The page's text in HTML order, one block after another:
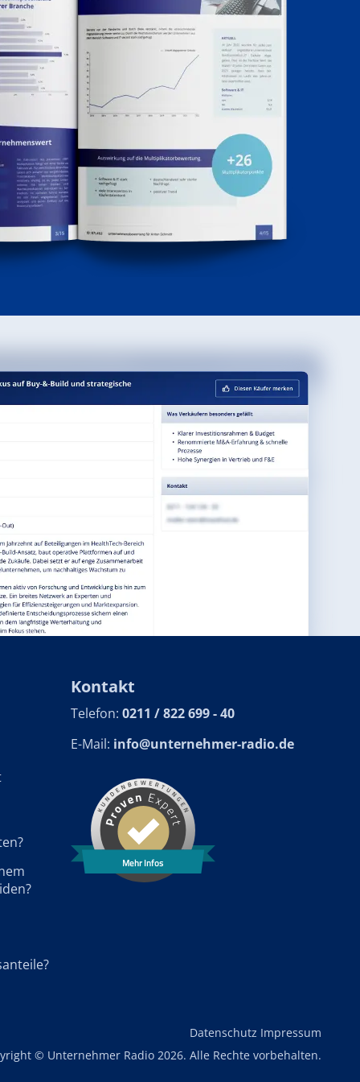
Kontakt
Telefon: 0211 / 822 699 - 40
E-Mail: info@unternehmer-radio.de
Mehr Infos
Datenschutz Impressum
© Unternehmer Radio 2026. Alle Rechte vorbehalten.